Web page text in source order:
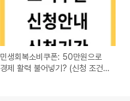
민생회복소비쿠폰: 50만원으로
경제 활력 불어넣기? (신청 조건